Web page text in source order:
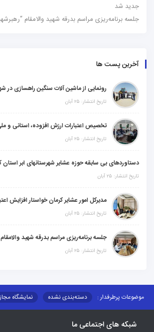
جدید شد
جلسه برنامه‌ریزی مراسم بدرقه شهید والامقام
آخرین پست ها
تاریخ انتشار: ۲۵ آبان
تاریخ انتشار: ۲۵ آبان
دستاوردهای بی سابقه حوزه عشایر شهرستانهای ابر استان
تاریخ انتشار: ۲۵ آبان
تاریخ انتشار: ۲۵ آبان
جلسه برنامه‌ریزی مراسم بدرقه شهید
تاریخ انتشار: ۲۵ آبان
موضوعات پرطرفدار : دسته‌بندی نشده
نمایشگاه
مزایدات و مناقصات
محتوای کانون توسعهشبکه های اجتماعی ما